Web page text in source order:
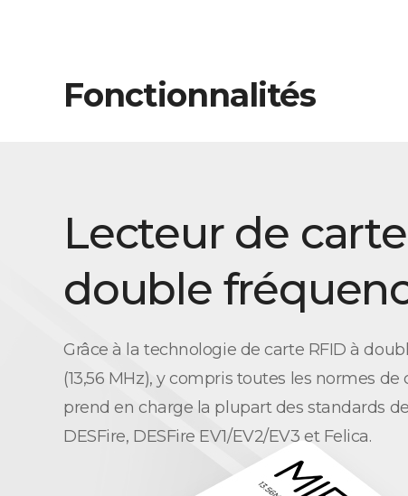
Fonctionnalités
Lecteur de
double
Grâce à la technologie de carte RFID à
(13,56 MHz), y compris toutes les normes
prend en charge la plupart des standards de
DESFire, DESFire EV1/EV2/EV3 et Felica.